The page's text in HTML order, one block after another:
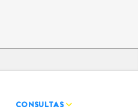
CONSULTAS